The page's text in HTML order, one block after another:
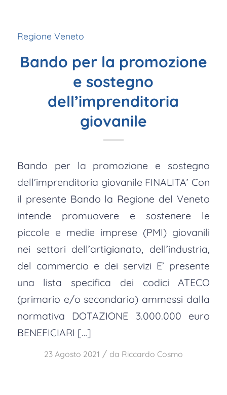
Regione Veneto
Bando per la promozione
e sostegno
dell’imprenditoria
giovanile
Bando per la promozione e sostegno
dell’imprenditoria giovanile FINALITA’ Con
il presente Bando la Regione del Veneto
intende promuovere e sostenere le
piccole e medie imprese (PMI) giovanili
nei settori dell’artigianato, dell’industria,
del commercio e dei servizi E’ presente
una lista specifica dei codici ATECO
(primario e/o secondario) ammessi dalla
normativa DOTAZIONE 3.000.000 euro
BENEFICIARI […]
23 Agosto 2021 / da Riccardo Cosmo